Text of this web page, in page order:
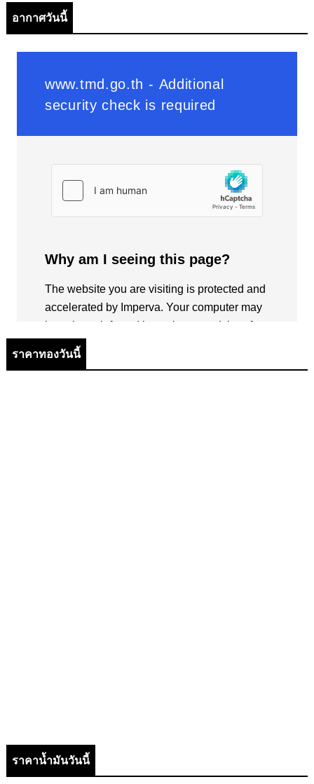
อากาศวันนี้
ราคาทองวันนี้
ราคาน้ำมันวันนี้